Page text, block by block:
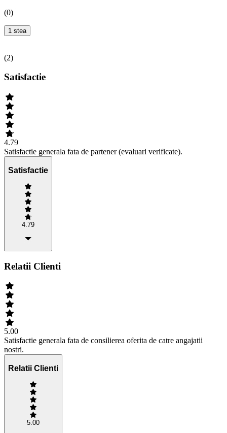
(0)
1 stea
(2)
Satisfactie
4.79
Satisfactie generala fata de partener (evaluari verificate).
Satisfactie
4.79
Relatii Clienti
5.00
Satisfactie generala fata de consilierea oferita de catre angajatii
nostri.
Relatii Clienti
5.00